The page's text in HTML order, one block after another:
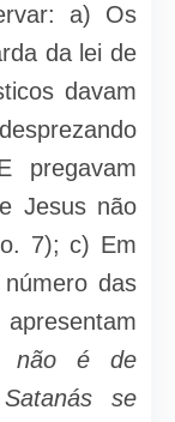
a) Os
da lei de
davam
pre­gavam
Jesus não
7); c) Em
das
não é de
se